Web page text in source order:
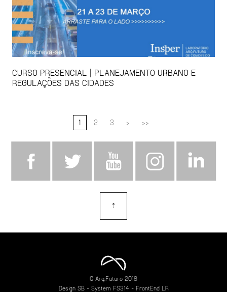
CURSO PRESENCIAL | PLANEJAMENTO URBANO E
REGULAÇÕES DAS CIDADES
1 2 3 > >>
⇡
© Arq.Futuro 2018
Design SB- System FS314 - FrontEnd LR